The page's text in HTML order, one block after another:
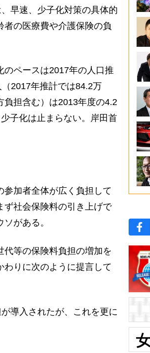
早速、少子化対策の具体的
の医療費や介護保険の負
ペースは2017年の人口推
2017年推計では84.2万
負担含む）は2013年度の4.2
子化は止まらない。岸田首
加者全体が広く負担して
ず社会保険料の引き上げで
がある。
等の保険料負担の増加を
わりに次のように提言して
導入されたが、これを更に